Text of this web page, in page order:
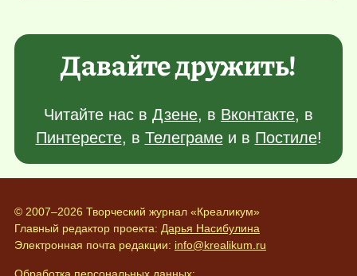
Давайте дружить!
Читайте нас в Дзене, в Вконтакте, в
Пинтересте, в Телеграмеи в Постиле!
© 2007–2026 Творческий журнал «Креаликум»
Главный редактор проекта: Дарья Насибулина
Электронная почта редакции: info@krealikum.ru
Обработка персональных данных: